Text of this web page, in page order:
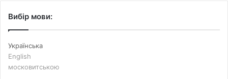
Вибір мови:
Українська
English
московитською